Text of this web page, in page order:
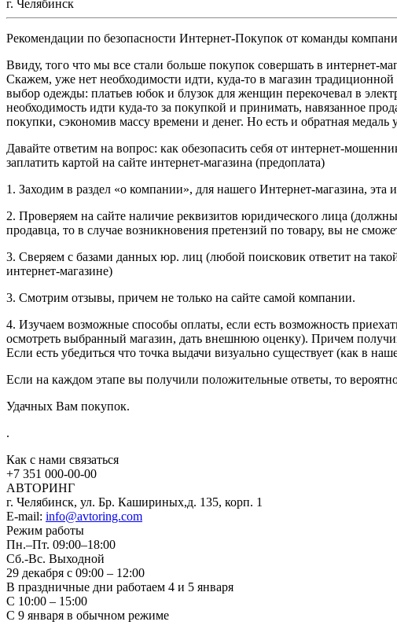
г. Челябинск
Рекомендации по безопасности Интернет-Покупок от команды
Ввиду, того что мы все стали больше покупок совершать в интернет-
Скажем, уже нет необходимости идти, куда-то в магазин
выбор одежды: платьев юбок и блузок для женщин перекочевал в
необходимость идти куда-то за покупкой и принимать, навязанное
покупки, сэкономив массу времени и денег. Но есть и обратная медаль
Давайте ответим на вопрос: как обезопасить себя от интернет-
заплатить картой на сайте интернет-магазина (предоплата)
1. Заходим в раздел «о компании», для нашего Интернет-магазина, эта
2. Проверяем на сайте наличие реквизитов юридического лица
продавца, то в случае возникновения претензий по товару, вы не
3. Сверяем с базами данных юр. лиц (любой поисковик ответит на
интернет-магазине)
3. Смотрим отзывы, причем не только на сайте самой компании.
4. Изучаем возможные способы оплаты, если есть возможность
осмотреть выбранный магазин, дать внешнюю оценку). Причем
Если есть убедиться что точка выдачи визуально существует (как в
Если на каждом этапе вы получили положительные ответы, то
Удачных Вам покупок.
.
Как с нами связаться
+7 351 000-00-00
АВТОРИНГ
г. Челябинск, ул. Бр. Кашириных,д. 135, корп. 1
E-mail: info@avtoring.com
Режим работы
Пн.–Пт. 09:00–18:00
Сб.-Вс. Выходной
29 декабря с 09:00 – 12:00
В праздничные дни работаем 4 и 5 января
С 10:00 – 15:00
С 9 января в обычном режиме